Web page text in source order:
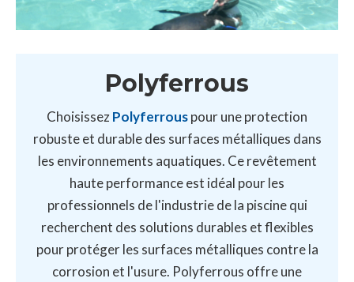
Polyferrous
ChoisissezPolyferrouspour une protection
robuste et durable des surfaces métalliques dans
les environnements aquatiques. Ce revêtement
haute performance est idéal pour les
professionnels de l'industrie de la piscine qui
recherchent des solutions durables et flexibles
pour protéger les surfaces métalliques contre la
corrosion et l'usure. Polyferrous offre une